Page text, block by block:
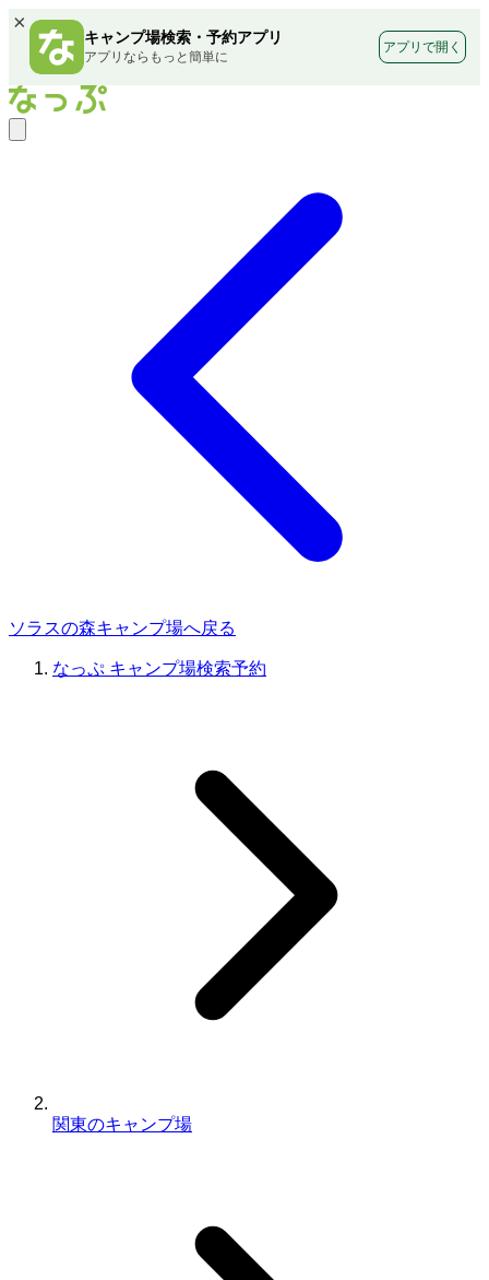
×
キャンプ場検索・予約アプリ
アプリならもっと簡単に
アプリで開く
ソラスの森キャンプ場へ戻る
なっぷ キャンプ場検索予約
関東のキャンプ場